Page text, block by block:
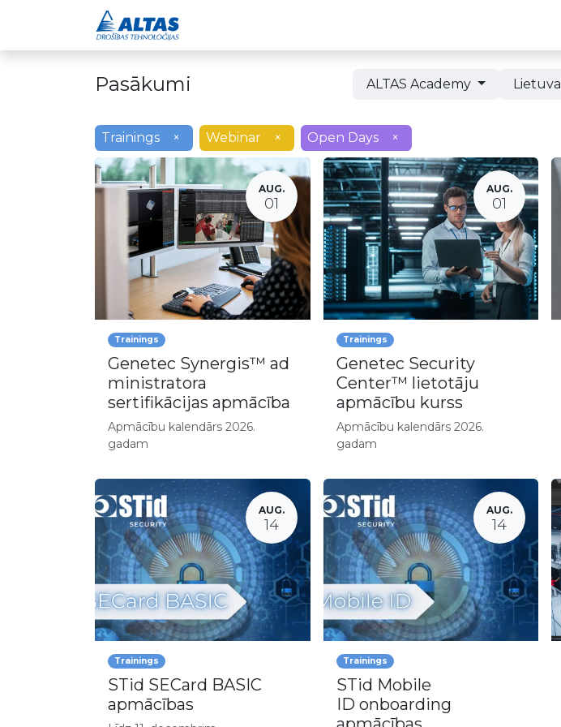
Pasākumi ALTAS Academy Lietuva
Trainings × Webinar × Open Days ×
AUG.
01
Trainings
Genetec Synergis™ ad
ministratora
sertifikācijas apmācība
Apmācību kalendārs 2026.
gadam
AUG.
01
Trainings
Genetec Security
Center™ lietotāju
apmācību kurss
Apmācību kalendārs 2026.
gadam
AUG.
14
Trainings
STid SECard BASIC
apmācības
AUG.
14
Trainings
STid Mobile
ID onboarding